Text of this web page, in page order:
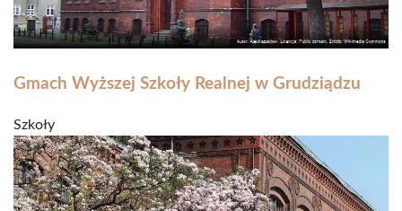
Gmach Wyższej Szkoły Realnej w Grudziądzu
Szkoły